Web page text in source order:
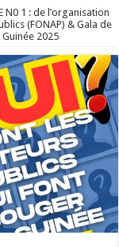
N0 1 : de l’organisation
(FONAP) & Gala de
2025